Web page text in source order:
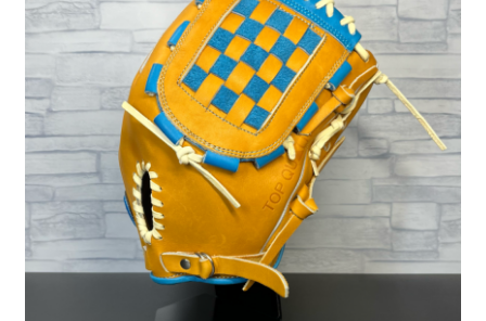
プ
Order
メ
ュ
ー
を
展
開
Gallery
Introduction
Contact